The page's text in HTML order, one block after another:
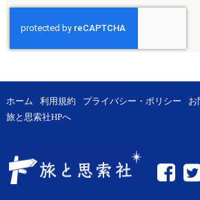
ホーム 利用規約 プライバシー・ポリシー
お
旅と思索社HPへ